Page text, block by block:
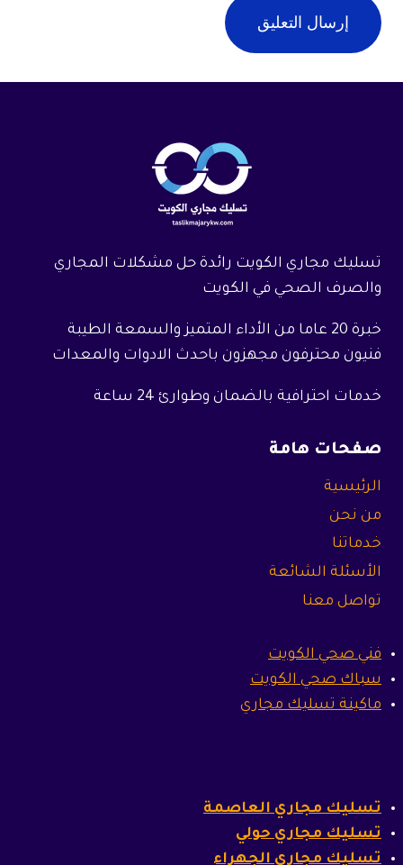
تسليك مجاري الكويت رائدة حل مشكلات المجاري
والصرف الصحي في الكويت
خبرة 20 عاما من الأداء المتميز والسمعة الطيبة
فنيون محترفون مجهزون باحدث الادوات والمعدات
خدمات احترافية بالضمان وطوارئ 24 ساعة
صفحات هامة
الرئيسية
من نحن
خدماتنا
الأسئلة الشائعة
تواصل معنا
فني صحي الكويت
سباك صحي الكويت
ماكينة تسليك مجاري
تسليك مجاري العاصمة
تسليك مجاري حولي
تسليك مجاري الجهراء